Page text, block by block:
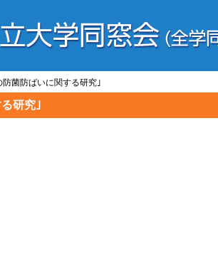
菌防ばいに関する研究｣
研究｣